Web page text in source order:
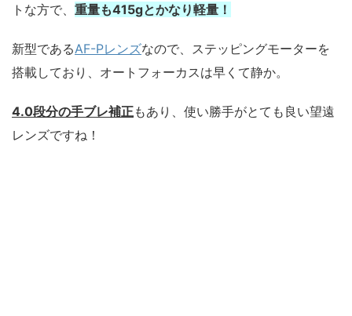
トな方で、 重量も415gとかなり軽量！
新型であるAF-Pレンズなので、ステッピングモーターを
搭載しており、オートフォーカスは早くて静か。
4.0段分の手ブレ補正もあり、使い勝手がとても良い望遠
レンズですね！